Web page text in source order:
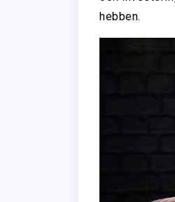
hebben.